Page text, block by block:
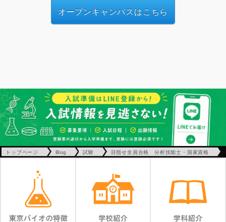
オープンキャンパスはこちら
トップページ Blog 試験 目指せ全員合格 分析技能士・国家資格